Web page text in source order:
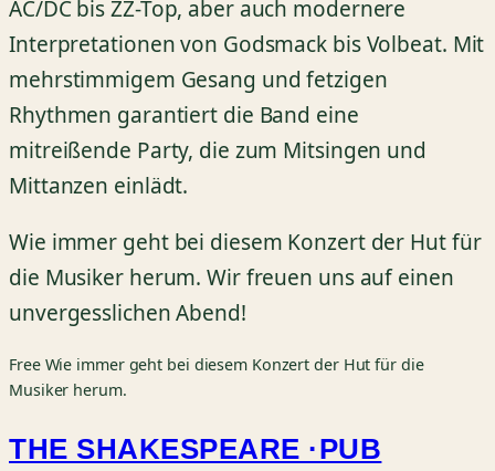
AC/DC bis ZZ-Top, aber auch modernere
Interpretationen von Godsmack bis Volbeat. Mit
mehrstimmigem Gesang und fetzigen
Rhythmen garantiert die Band eine
mitreißende Party, die zum Mitsingen und
Mittanzen einlädt.
Wie immer geht bei diesem Konzert der Hut für
die Musiker herum. Wir freuen uns auf einen
unvergesslichen Abend!
Free Wie immer geht bei diesem Konzert der Hut für die
Musiker herum.
THE SHAKESPEARE ·PUB